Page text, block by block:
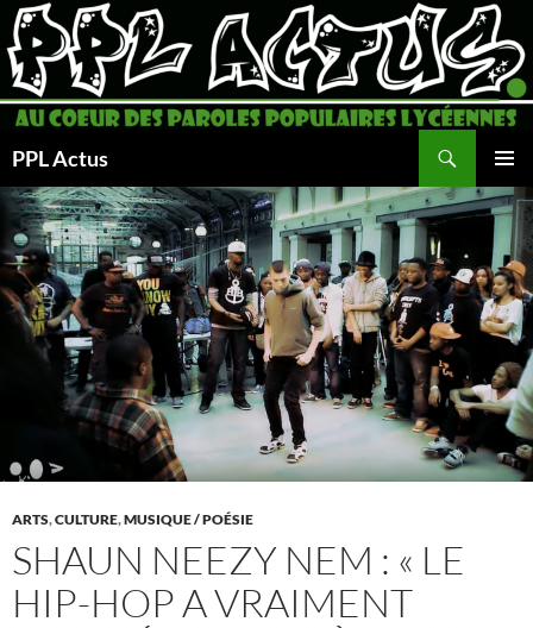
Aller
au
contenu
PPL Actus
MENU
ARTS,CULTURE,MUSIQUE / POÉSIE
SHAUN NEEZY NEM : « LE
HIP-HOP A VRAIMENT